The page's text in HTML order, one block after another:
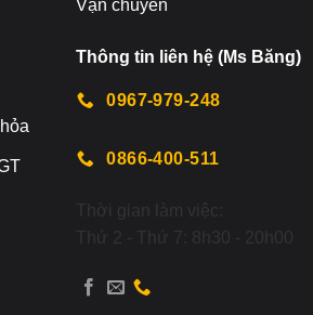
Vận chuyển
Thông tin liên hệ (Ms Băng)
0967-979-248
0866-400-511
Thời gian làm việc:
Thứ 2 - Thứ 7: 8h30 - 20h00